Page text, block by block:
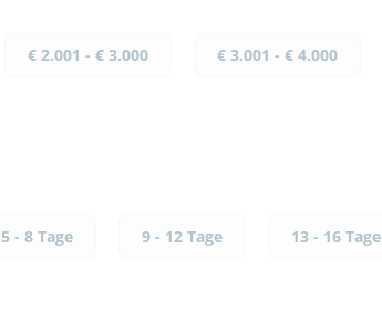
€ 2.001 - € 3.000
€ 3.001 - € 4.000
5 - 8 Tage 9 - 12 Tage
13 - 16 Tage